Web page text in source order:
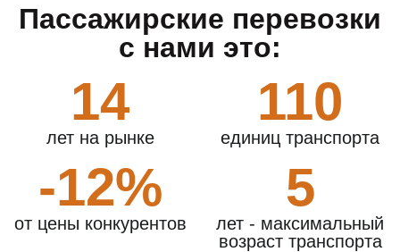
чем в других компаниях. Поэтому путешествовать на
предоставленном транспорте будет выгодно как
группам школьников, так и семьям.
Автопарк наших автобусов
Пассажирские перевозки
с нами это:
14
лет на рынке
110
единиц транспорта
-12%
от цены конкурентов
5
лет - максимальный
возраст транспорта